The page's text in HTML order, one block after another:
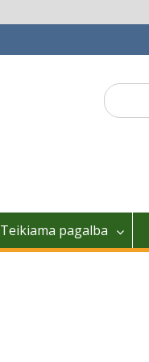
Search
for:
Teikiama pagalba